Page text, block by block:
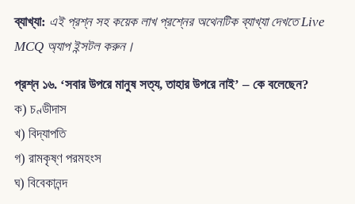
ব্যাখ্যা: এই প্রশ্ন সহ কয়েক লাখ প্রশ্নের অথেনটিক ব্যাখ্যা দেখতে Live
MCQ অ্যাপ ইন্সটল করুন।
প্রশ্ন ১৬. ‘সবার উপরে মানুষ সত্য, তাহার উপরে নাই’ – কে বলেছেন?
ক) চণ্ডীদাস
খ) বিদ্যাপতি
গ) রামকৃষ্ণ পরমহংস
ঘ) বিবেকানন্দ